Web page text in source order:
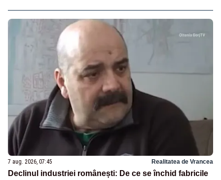
7 aug. 2026, 07:45 Realitatea de Vrancea
Declinul industriei românești: De ce se închid fabricile